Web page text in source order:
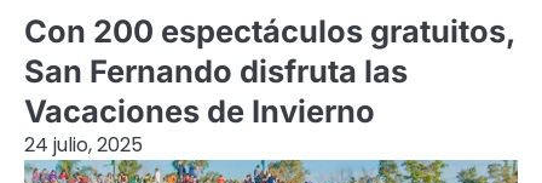
Con 200 espectáculos gratuitos,
San Fernando disfruta las
Vacaciones de Invierno
24 julio, 2025